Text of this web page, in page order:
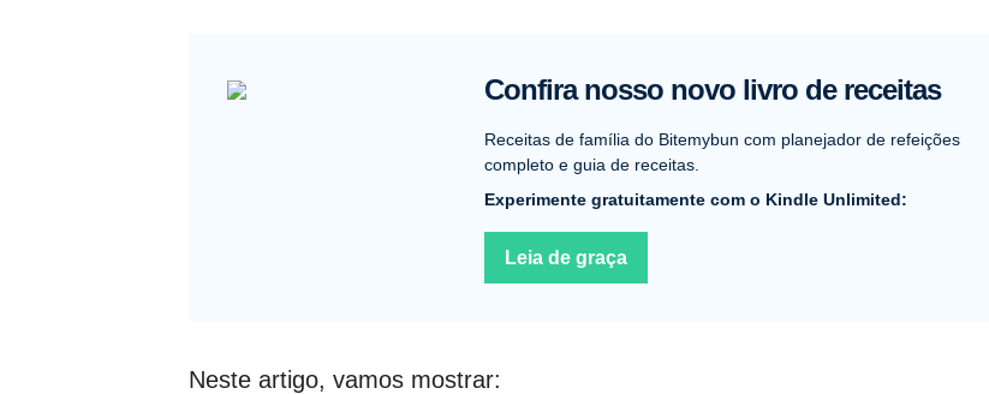
Confira nosso novo livro de receitas
Receitas de família do Bitemybun com planejador de refeições
completo e guia de receitas.
Experimente gratuitamente com o Kindle Unlimited:
Leia de graça
Neste artigo, vamos mostrar: